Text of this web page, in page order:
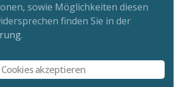
sowie Möglichkeiten diesen
finden Sie in der
.
Cookies akzeptieren